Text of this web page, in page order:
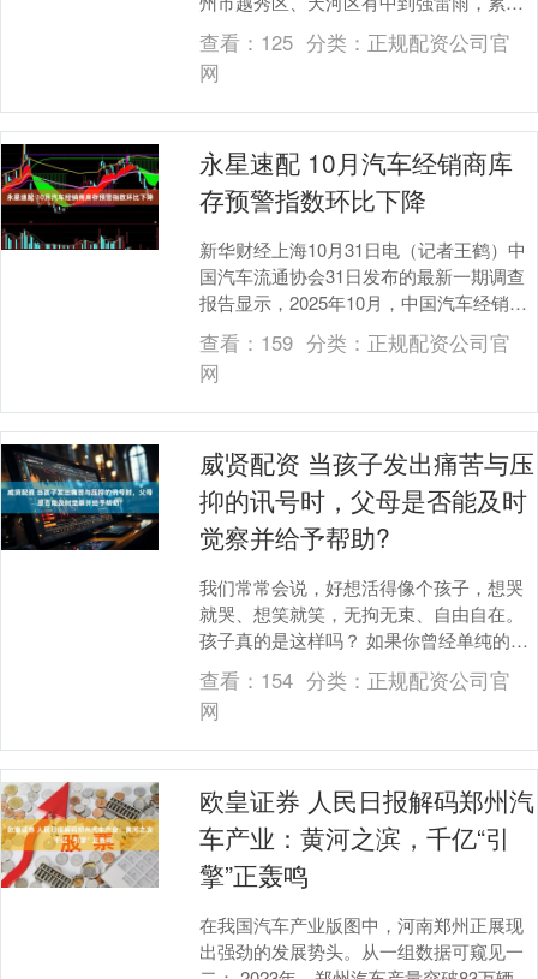
雨量30-50毫米，并伴有8级左右阵风和雷
电。 截至....
查看： 125 分类： 正规配资公司官
网
永星速配 10月汽车经销商库
存预警指数环比下降
新华财经上海10月31日电（记者王鹤）中
国汽车流通协会31日发布的最新一期调查
报告显示，2025年10月，中国汽车经销商
库存预警指数为52.6%，同比上升2.1....
查看： 159 分类： 正规配资公司官
网
威贤配资 当孩子发出痛苦与压
抑的讯号时，父母是否能及时
觉察并给予帮助?
我们常常会说，好想活得像个孩子，想哭
就哭、想笑就笑，无拘无束、自由自在。
孩子真的是这样吗？ 如果你曾经单纯的这
样想，无可厚非。 如果你已经是父母，还
依旧这样想....
查看： 154 分类： 正规配资公司官
网
欧皇证券 人民日报解码郑州汽
车产业：黄河之滨，千亿“引
擎”正轰鸣
在我国汽车产业版图中，河南郑州正展现
出强劲的发展势头。从一组数据可窥见一